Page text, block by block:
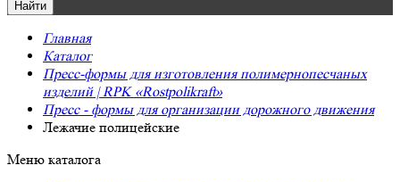
Главная
Каталог
Пресс-формы для изготовления полимернопесчаных
изделий | RPK «Rostpolikraft»
Пресс - формы для организации дорожного движения
Лежачие полицейские
Меню каталога